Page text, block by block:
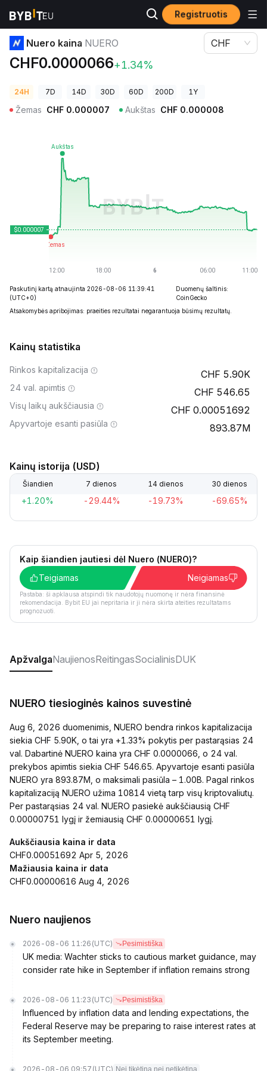
Registruotis
Kriptovaliutų kainos Nuero kaina NUERO
Nuero kaina NUERO
CHF0.0000066+1.34%
CHF
24H 7D 14D 30D 60D 200D 1Y
Žemas CHF 0.000007 Aukštas CHF 0.000008
Paskutinį kartą atnaujinta 2026-08-06 11:39:41
(UTC+0)
Duomenų šaltinis:
CoinGecko
Atsakomybės apribojimas: praeities rezultatai negarantuoja būsimų rezultatų.
Kainų statistika
Rinkos kapitalizacija 5.90K
24 val. apimtis 546.65
Visų laikų aukščiausia 0.00051692
Apyvartoje esanti pasiūla 893.87M
Kainų istorija (USD)
Šiandien 7 dienos 14 dienos 30 dienos
+1.20% -29.44% -19.73% -69.65%
Kaip šiandien jautiesi dėl Nuero (NUERO)?
Teigiamas
Neigiamas
Pastaba: ši apklausa atspindi tik naudotojų nuomonę ir nėra finansinė
rekomendacija. Bybit EU jai nepritaria ir ji nėra skirta ateities rezultatams
prognozuoti.
ApžvalgaNaujienosReitingasSocialinisDUK
NUERO tiesioginės kainos suvestinė
Aug 6, 2026 duomenimis, NUERO bendra rinkos kapitalizacija
siekia CHF 5.90K, o tai yra +1.33% pokytis per pastarąsias 24
val. Dabartinė NUERO kaina yra CHF 0.0000066, o 24 val.
prekybos apimtis siekia CHF 546.65. Apyvartoje esanti pasiūla
NUERO yra 893.87M, o maksimali pasiūla – 1.00B. Pagal rinkos
kapitalizaciją NUERO užima 10814 vietą tarp visų kriptovaliutų.
Per pastarąsias 24 val. NUERO pasiekė aukščiausią CHF
0.00000751 lygį ir žemiausią CHF 0.00000651 lygį.
Aukščiausia kaina ir data
CHF0.00051692 Apr 5, 2026
Mažiausia kaina ir data
CHF0.00000616 Aug 4, 2026
Nuero naujienos
2026-08-06 11:26 (UTC) Pesimistiška
UK media: Wachter sticks to cautious market guidance, may
consider rate hike in September if inflation remains strong
2026-08-06 11:23 (UTC) Pesimistiška
Influenced by inflation data and lending expectations, the
Federal Reserve may be preparing to raise interest rates at
its September meeting.
2026-08-06 09:57 (UTC) Nei tikėtina nei netikėtina